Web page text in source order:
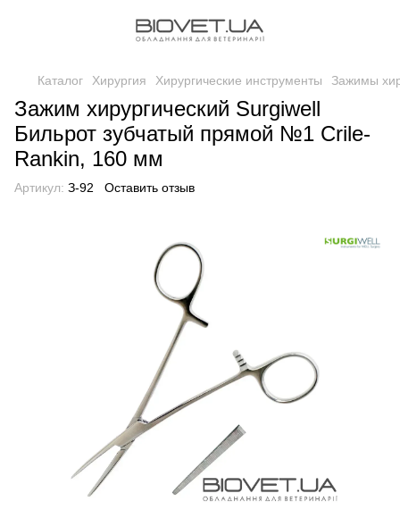
Каталог Хирургия Хирургические инструменты Зажимы
Зажим хирургический Surgiwell
Бильрот зубчатый прямой №1 Crile-
Rankin, 160 мм
Артикул: З-92 Оставить отзыв